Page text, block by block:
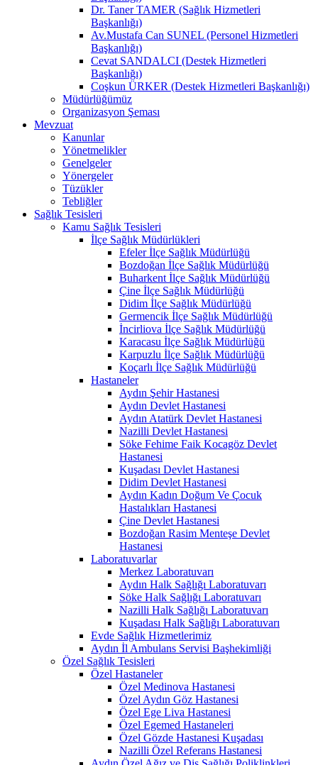
Dr. Taner TAMER (Sağlık Hizmetleri
Başkanlığı)
Av.Mustafa Can SUNEL (Personel Hizmetleri
Başkanlığı)
Cevat SANDALCI (Destek Hizmetleri
Başkanlığı)
Coşkun ÜRKER (Destek Hizmetleri Başkanlığı)
Müdürlüğümüz
Organizasyon Şeması
Mevzuat
Kanunlar
Yönetmelikler
Genelgeler
Yönergeler
Tüzükler
Tebliğler
Sağlık Tesisleri
Kamu Sağlık Tesisleri
İlçe Sağlık Müdürlükleri
Efeler İlçe Sağlık Müdürlüğü
Bozdoğan İlçe Sağlık Müdürlüğü
Buharkent İlçe Sağlık Müdürlüğü
Çine İlçe Sağlık Müdürlüğü
Didim İlçe Sağlık Müdürlüğü
Germencik İlçe Sağlık Müdürlüğü
İncirliova İlçe Sağlık Müdürlüğü
Karacasu İlçe Sağlık Müdürlüğü
Karpuzlu İlçe Sağlık Müdürlüğü
Koçarlı İlçe Sağlık Müdürlüğü
Hastaneler
Aydın Şehir Hastanesi
Aydın Devlet Hastanesi
Aydın Atatürk Devlet Hastanesi
Nazilli Devlet Hastanesi
Söke Fehime Faik Kocagöz Devlet
Hastanesi
Kuşadası Devlet Hastanesi
Didim Devlet Hastanesi
Aydın Kadın Doğum Ve Çocuk
Hastalıkları Hastanesi
Çine Devlet Hastanesi
Bozdoğan Rasim Menteşe Devlet
Hastanesi
Laboratuvarlar
Merkez Laboratuvarı
Aydın Halk Sağlığı Laboratuvarı
Söke Halk Sağlığı Laboratuvarı
Nazilli Halk Sağlığı Laboratuvarı
Kuşadası Halk Sağlığı Laboratuvarı
Evde Sağlık Hizmetlerimiz
Aydın İl Ambulans Servisi Başhekimliği
Özel Sağlık Tesisleri
Özel Hastaneler
Özel Medinova Hastanesi
Özel Aydın Göz Hastanesi
Özel Ege Liva Hastanesi
Özel Egemed Hastaneleri
Özel Gözde Hastanesi Kuşadası
Nazilli Özel Referans Hastanesi